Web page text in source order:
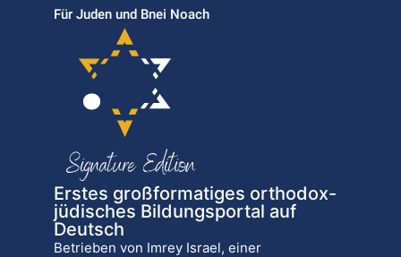
Für Juden und Bnei Noach
Erstes großformatiges orthodox-
jüdisches Bildungsportal auf
Deutsch
Betrieben von Imrey Israel, einer